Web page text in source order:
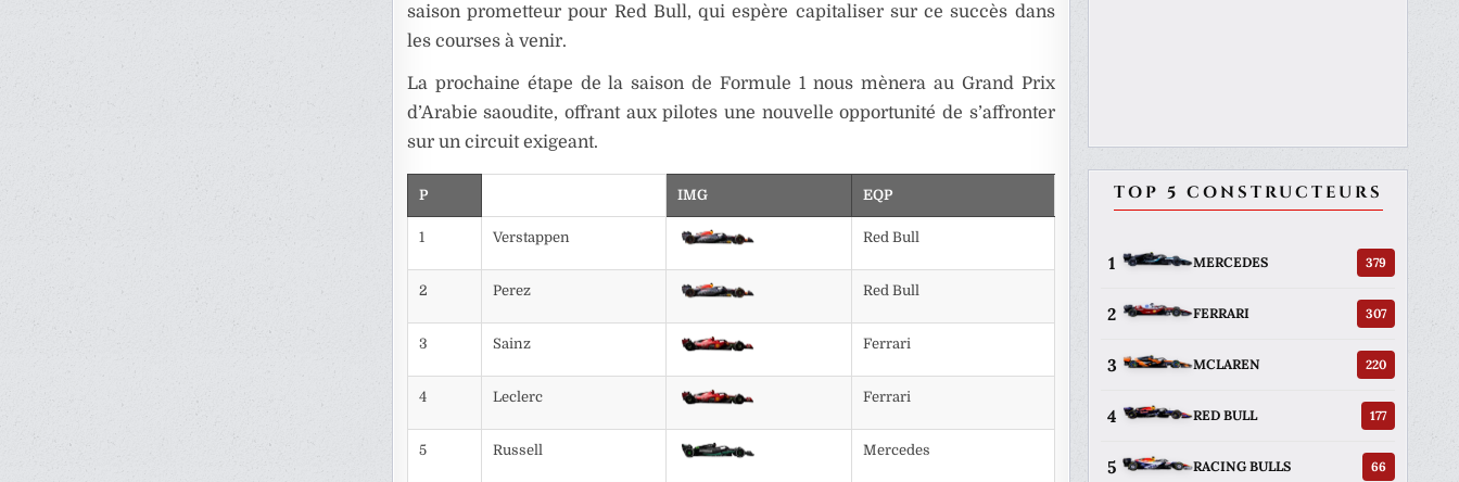
saison prometteur pour Red Bull, qui espère capitaliser sur ce succès dans
les courses à venir.
La prochaine étape de la saison de Formule 1 nous mènera au Grand Prix
d’Arabie saoudite, offrant aux pilotes une nouvelle opportunité de s’affronter
sur un circuit exigeant.
P IMG EQP
1 Verstappen Red Bull
2 Perez Red Bull
3 Sainz Ferrari
4 Leclerc Ferrari
5 Russell Mercedes
TOP 5 CONSTRUCTEURS
1 MERCEDES 379
2 FERRARI 307
3 MCLAREN 220
4 RED BULL 177
5 RACING BULLS 66